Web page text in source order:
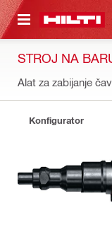
GLAVNI SADRŽAJ
STROJ NA
Alat za zabijanje
Konfigurator